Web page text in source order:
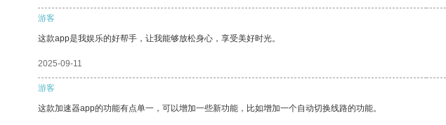
游客
这款app是我娱乐的好帮手，让我能够放松身心，享受美好时光。
2025-09-11
游客
这款加速器app的功能有点单一，可以增加一些新功能，比如增加一个自动切换线路的功能。